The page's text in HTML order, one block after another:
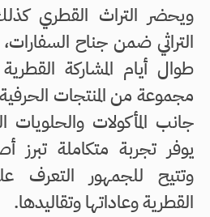
ويحضر التراث القطري
التراثي ضمن جناح
طوال أيام المشاركة
مجموعة من المنتجات الحرفية
جانب المأكولات والحلويات
يوفر تجربة متكاملة تبرز
وتتيح للجمهور التعرف
القطرية وعاداتها وتقاليدها.